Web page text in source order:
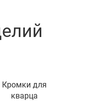
Кромки для
кварца